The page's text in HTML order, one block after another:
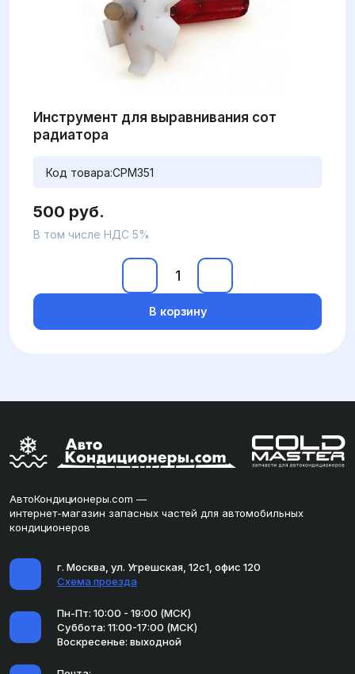
Инструмент для выравнивания сот
радиатора
Код товара:CPM351
500 руб.
В том числе НДС 5%
В корзину
АвтоКондиционеры.com —
интернет-магазин запасных частей для автомобильных
кондиционеров
г. Москва, ул. Угрешская, 12с1, офис 120
Схема проезда
Пн-Пт: 10:00 - 19:00 (МСК)
Суббота: 11:00-17:00 (МСК)
Воскресенье: выходной